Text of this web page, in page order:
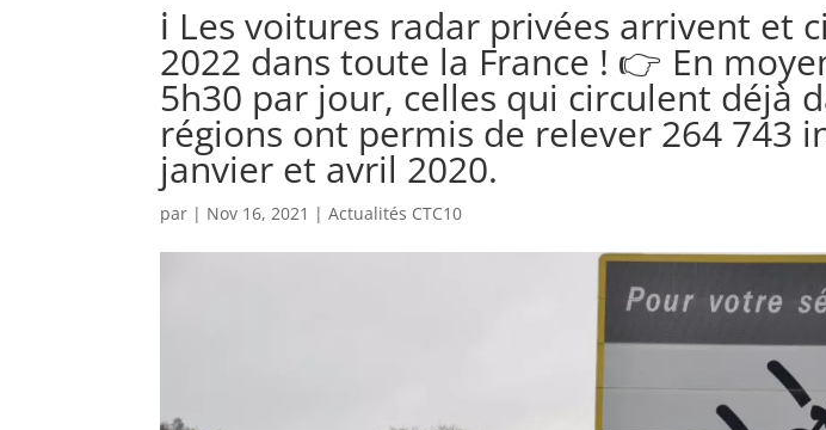
ℹ️ Les voitures radar privées arrivent et
2022 dans toute la France ! 👉 En
5h30 par jour, celles qui circulent déjà
régions ont permis de relever 264 743
janvier et avril 2020.
par | Nov 16, 2021 |Actualités CTC10